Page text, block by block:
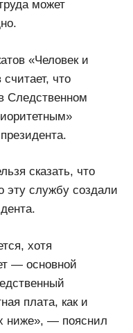
может
«Человек и
что
Следственном
сказать, что
эту службу создали
хотя
— основной
плата, как и
ниже», — пояснил